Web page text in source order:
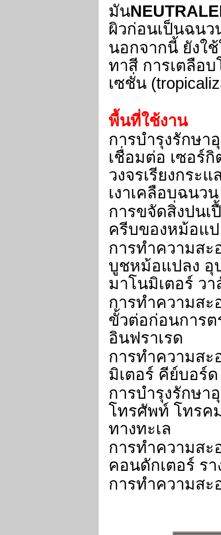
มัน
ผิวก่อนเป็นฉนว
นอกจากนี้ ยังใ
ทาสี การเตลือ
เซชั่น
พื้นที่ใช้งาน
การบำรุงรักษ
เชื่อมต่อ เซอร์
วงจรเรียงกระ
เงาเคลือบฉนวน
การขจัดสิ่งปนเ
ครีบของหม้อแ
การทำความส
บูชหม้อแปลง อุ
มาโนมิเตอร์ วา
การทำความสะ
ขั้วต่อก่อนการต
อินฟราเรด
การทำความสะ
มิเตอร์ คีย์บอร์ด
การบำรุงรักษ
โทรศัพท์ โทรค
ทางทะเล
การทำความส
คอนดักเตอร์ ร
การทำความสะ